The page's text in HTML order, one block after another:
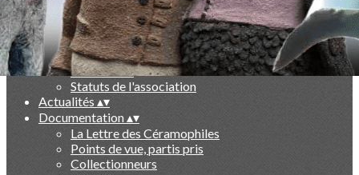
-
Qui sommes nous ?▴▾
Présentation
Le livre des 10 ans
Partenaires
Statuts de l'association
Actualités ▴▾
Documentation▴▾
La Lettre des Céramophiles
Points de vue, partis pris
Collectionneurs